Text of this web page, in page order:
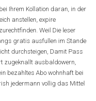
Ihrem Kollation daran, in der
anstellen, expire
Weil Die leser
gratis ausfullen im Stande
durchsteigen, Damit Pass
zugeknallt ausbaldowern,
bezahltes Abo wohnhaft bei
jedermann vollig das Mittel